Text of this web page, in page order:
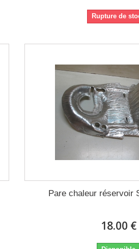
Rupture de
Pare chaleur réservoir
18.00 €